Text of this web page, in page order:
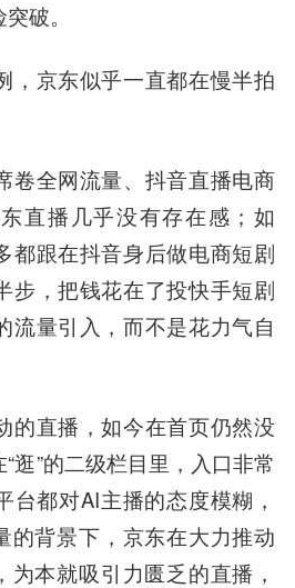
破。
，京东似乎一直都在慢半拍
卷全网流量、抖音直播电商
直播几乎没有存在感；如
都跟在抖音身后做电商短剧
步，把钱花在了投快手短剧
流量引入，而不是花力气自
的直播，如今在首页仍然没
逛”的二级栏目里，入口非常
台都对AI主播的态度模糊，
的背景下，京东在大力推动
为本就吸引力匮乏的直播，